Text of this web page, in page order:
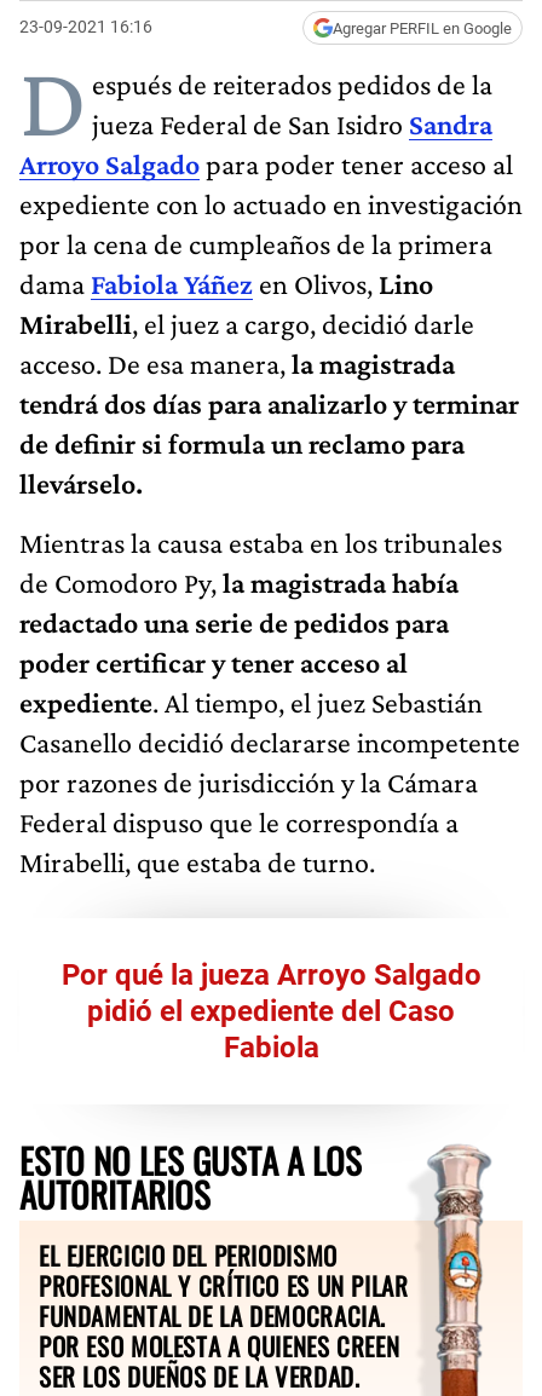
23-09-2021 16:16 Agregar PERFIL en Google
D espués de reiterados pedidos de la
jueza Federal de San Isidro Sandra
Arroyo Salgadopara poder tener acceso al
expediente con lo actuado en investigación
por la cena de cumpleaños de la primera
dama Fabiola Yáñez en Olivos, Lino
Mirabelli, el juez a cargo, decidió darle
acceso. De esa manera,la magistrada
tendrá dos días para analizarlo y terminar
de definir si formula un reclamo para
llevárselo.
Mientras la causa estaba en los tribunales
de Comodoro Py,la magistrada había
redactado una serie de pedidos para
poder certificar y tener acceso al
expediente. Al tiempo, el juez Sebastián
Casanello decidió declararse incompetente
por razones de jurisdicción y la Cámara
Federal dispuso que le correspondía a
Mirabelli, que estaba de turno.
Por qué la jueza Arroyo Salgado
pidió el expediente del Caso
Fabiola
ESTO NO LES GUSTA A LOS
AUTORITARIOS
EL EJERCICIO DEL PERIODISMO
PROFESIONAL Y CRÍTICO ES UN PILAR
FUNDAMENTAL DE LA DEMOCRACIA.
POR ESO MOLESTA A QUIENES CREEN
SER LOS DUEÑOS DE LA VERDAD.